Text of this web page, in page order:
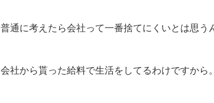
普通に考えたら会社って一番捨てにくいとは思う
会社から貰った給料で生活をしてるわけですから。